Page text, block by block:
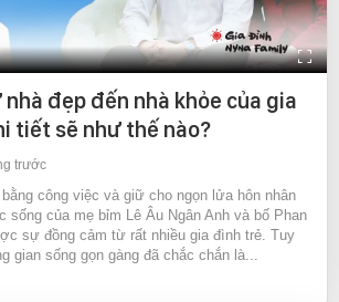
đẹp đến nhà khỏe của gia
tiết sẽ như thế nào?
trước
công việc và giữ cho ngọn lửa hôn nhân
sống của mẹ bỉm Lê Âu Ngân Anh và bố Phan
sự đồng cảm từ rất nhiều gia đình trẻ. Tuy
gian sống gọn gàng đã chắc chắn là...